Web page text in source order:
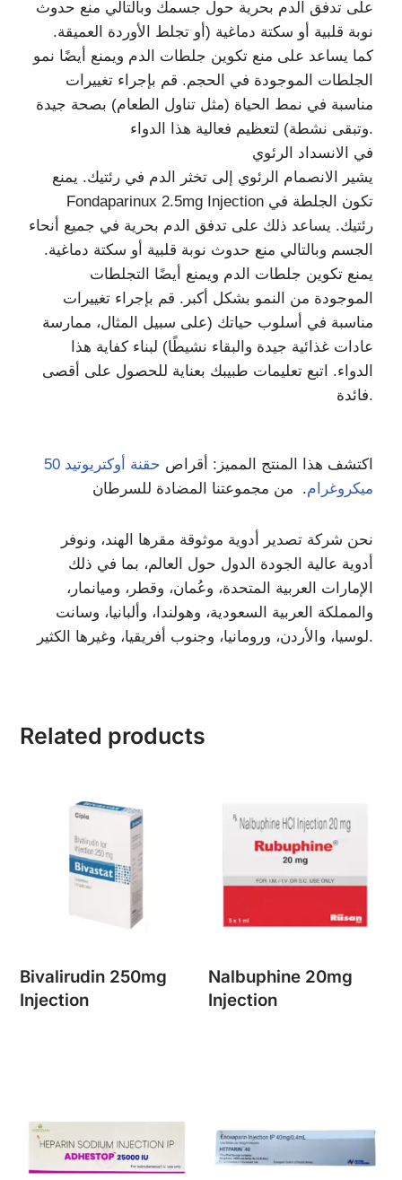
على تدفق الدم بحرية حول جسمك وبالتالي منع حدوث
نوبة قلبية أو سكتة دماغية (أو تجلط الأوردة العميقة.
كما يساعد على منع تكوين جلطات الدم ويمنع أيضًا نمو
الجلطات الموجودة في الحجم. قم بإجراء تغييرات
مناسبة في نمط الحياة (مثل تناول الطعام) بصحة جيدة
وتبقى نشطة) لتعظيم فعالية هذا الدواء.
في الانسداد الرئوي
يشير الانصمام الرئوي إلى تخثر الدم في رئتيك. يمنع
Fondaparinux 2.5mg Injection تكون الجلطة في
رئتيك. يساعد ذلك على تدفق الدم بحرية في جميع أنحاء
الجسم وبالتالي منع حدوث نوبة قلبية أو سكتة دماغية.
يمنع تكوين جلطات الدم ويمنع أيضًا التجلطات
الموجودة من النمو بشكل أكبر. قم بإجراء تغييرات
مناسبة في أسلوب حياتك (على سبيل المثال، ممارسة
عادات غذائية جيدة والبقاء نشيطًا) لبناء كفاية هذا
الدواء. اتبع تعليمات طبيبك بعناية للحصول على أقصى
فائدة.
اكتشف هذا المنتج المميز: أقراص
حقنة أوكتريوتيد 50
ميكروغرام. من مجموعتنا المضادة للسرطان
نحن شركة تصدير أدوية موثوقة مقرها الهند، ونوفر
أدوية عالية الجودة الدول حول العالم، بما في ذلك
الإمارات العربية المتحدة، وعُمان، وقطر، وميانمار،
والمملكة العربية السعودية، وهولندا، وألبانيا، وسانت
لوسيا، والأردن، ورومانيا، وجنوب أفريقيا، وغيرها الكثير.
Related products
Bivalirudin 250mg
Injection
Nalbuphine 20mg
Injection